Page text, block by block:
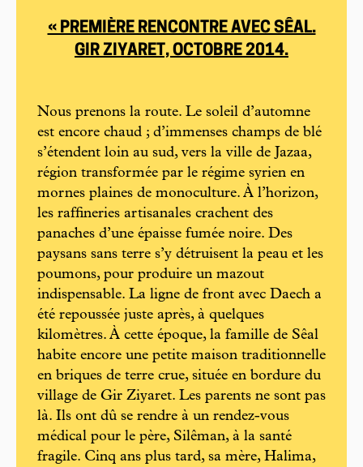
« PREMIÈRE RENCONTRE AVEC SÊAL.
GIR ZIYARET, OCTOBRE 2014.
Nous prenons la route. Le soleil d’automne
est encore chaud ; d’immenses champs de blé
s’étendent loin au sud, vers la ville de Jazaa,
région transformée par le régime syrien en
mornes plaines de monoculture. À l’horizon,
les raffineries artisanales crachent des
panaches d’une épaisse fumée noire. Des
paysans sans terre s’y détruisent la peau et les
poumons, pour produire un mazout
indispensable. La ligne de front avec Daech a
été repoussée juste après, à quelques
kilomètres. À cette époque, la famille de Sêal
habite encore une petite maison traditionnelle
en briques de terre crue, située en bordure du
village de Gir Ziyaret. Les parents ne sont pas
là. Ils ont dû se rendre à un rendez-vous
médical pour le père, Silêman, à la santé
fragile. Cinq ans plus tard, sa mère, Halima,